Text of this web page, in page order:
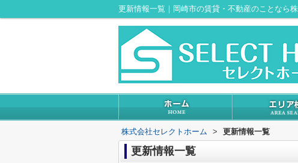
更新情報一覧｜岡崎市の賃貸・不動産のことなら
株式会社セレクトホーム > 更新情報一覧
更新情報一覧